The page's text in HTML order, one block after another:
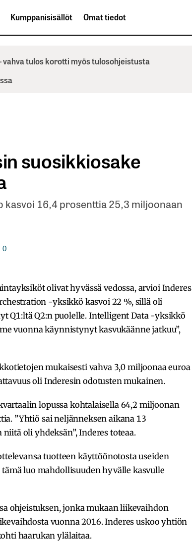
Kumppanisisällöt Omat tiedot
vahva tulos korotti myös tulosohjeistusta
suosikkiosake
16,4 prosenttia 25,3 miljoonaan
0
olivat hyvässä vedossa, arvioi Inderes
-yksikkö kasvoi 22 %, sillä oli
Q1:ltä Q2:n puolelle. Intelligent Data -yksikkö
vuonna käynnistynyt kasvukäänne jatkuu”,
mukaisesti vahva 3,0 miljoonaa euroa
oli Inderesin odotusten mukainen.
lopussa kohtalaisella 64,2 miljoonan
”Yhtiö sai neljänneksen aikana 13
oli yhdeksän”, Inderes toteaa.
tuotteen käyttöönotosta useiden
luo mahdollisuuden hyvälle kasvulle
ohjeistuksen, jonka mukaan liikevaihdon
vuonna 2016. Inderes uskoo yhtiön
haarukan ylälaitaa.